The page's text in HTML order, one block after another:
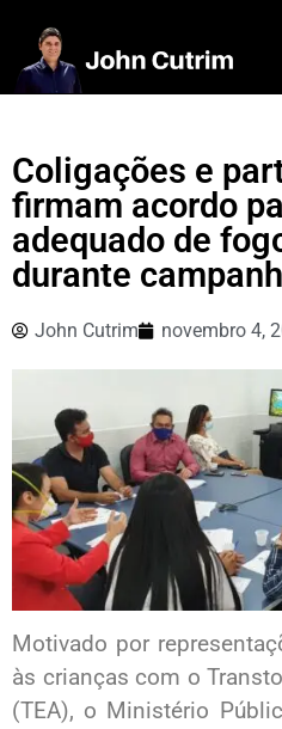
Coligações e
firmam acordo
adequado de
durante
John Cutrim novembro 4,
Motivado por
às crianças com o
(TEA), o Ministério